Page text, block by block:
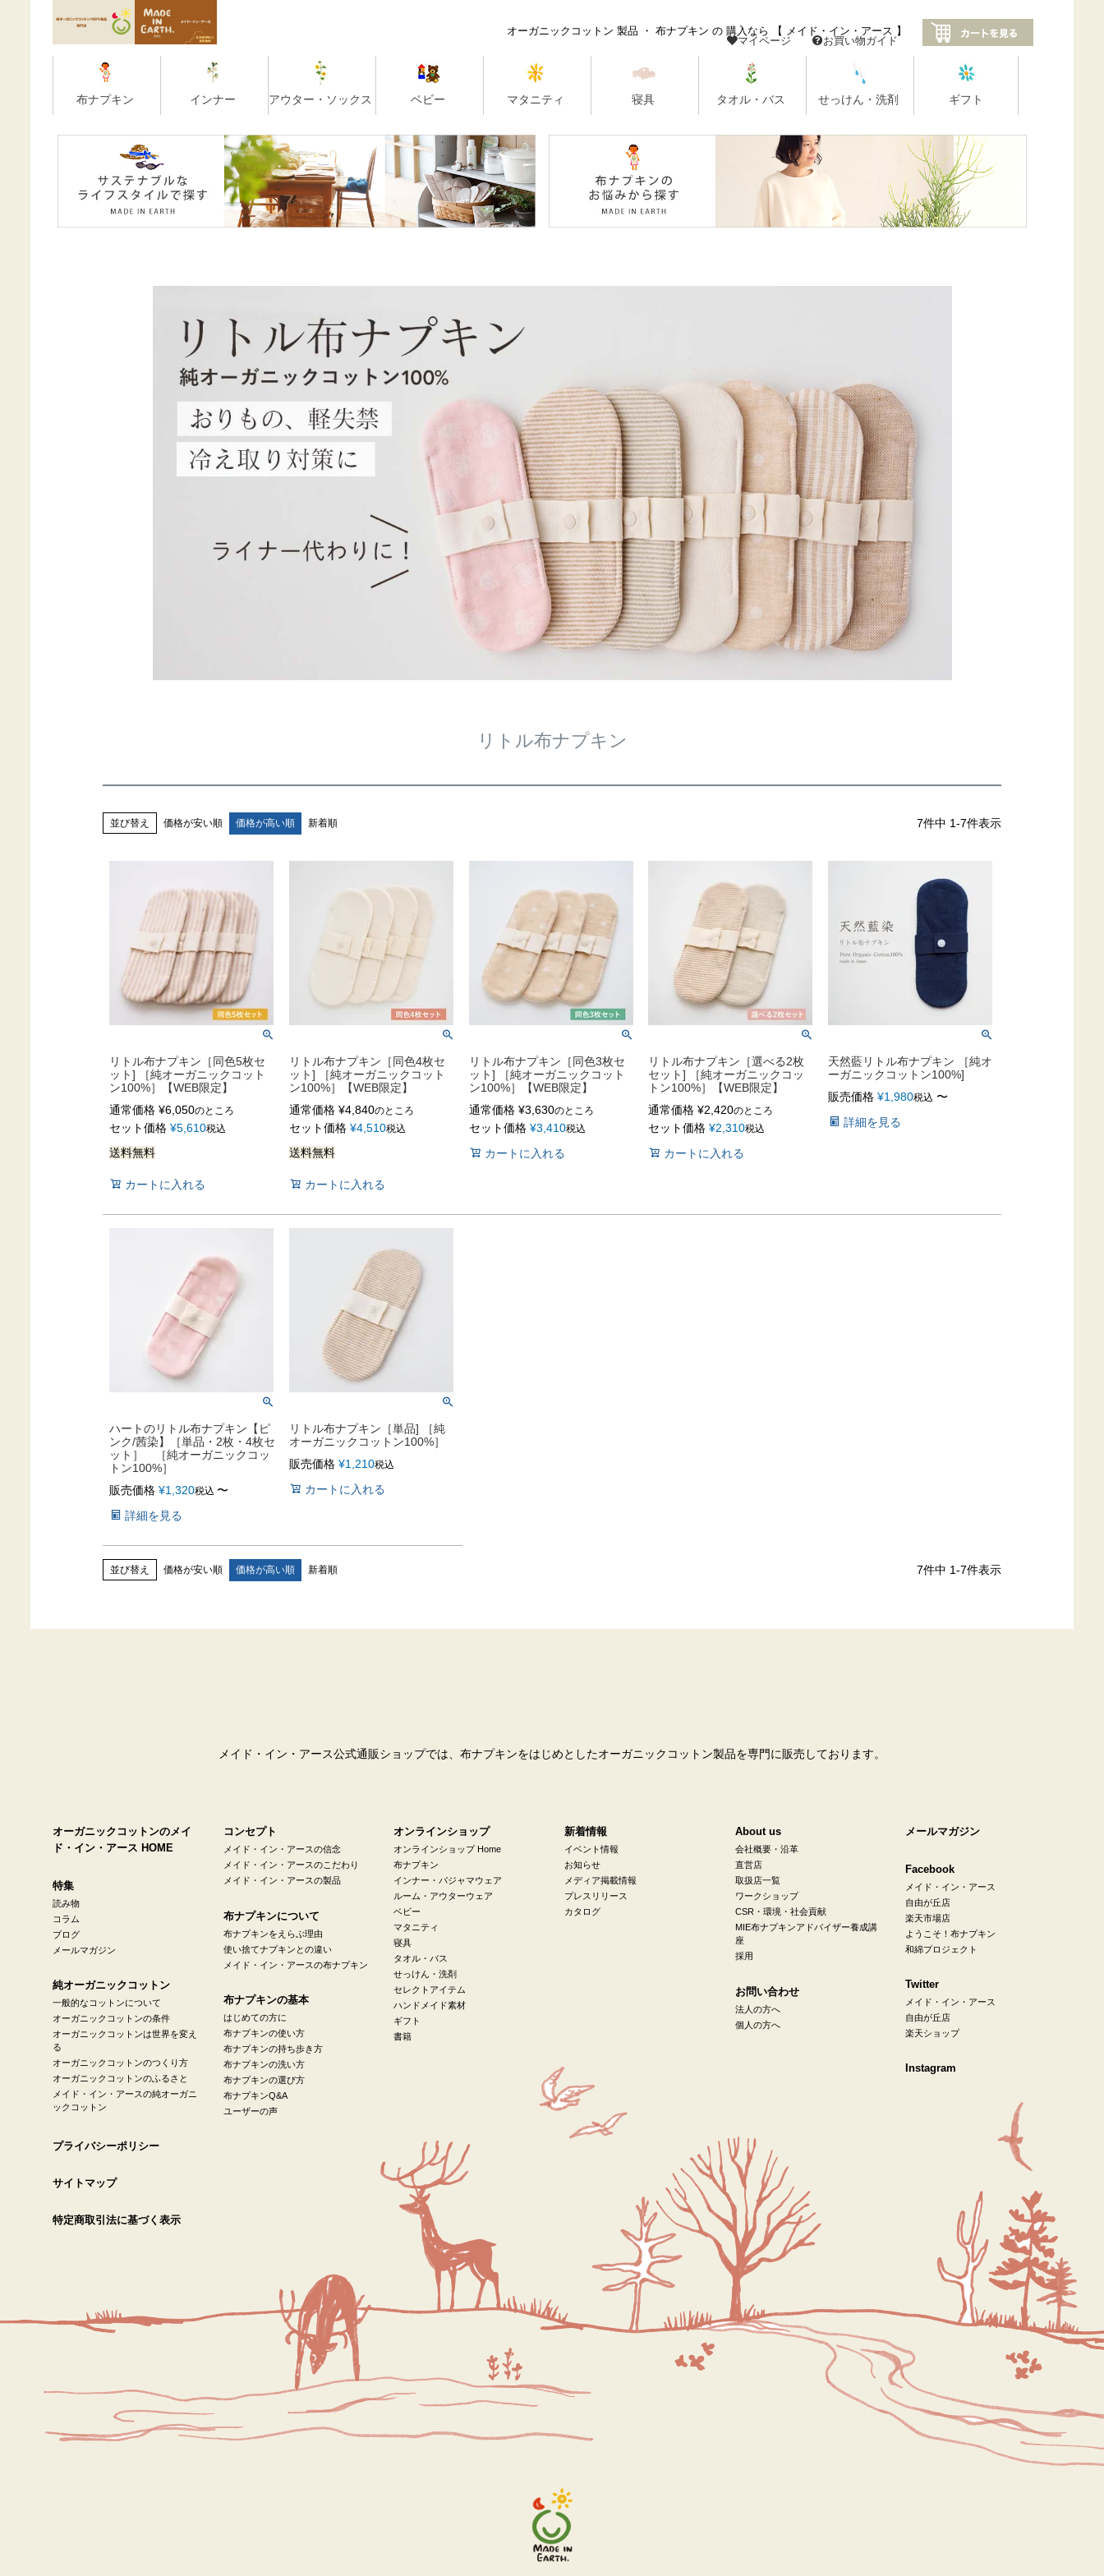
リトル布ナプキン
並び替え 価格が安い順 価格が高い順 新着順 7件中 1-7件表示
リトル布ナプキン［同色5枚セ
ット] ［純オーガニックコット
ン100%］【WEB限定】
通常価格 ¥6,050のところ
セット価格 ¥5,610税込
送料無料
カートに入れる
リトル布ナプキン［同色4枚セ
ット] ［純オーガニックコット
ン100%］【WEB限定】
通常価格 ¥4,840のところ
セット価格 ¥4,510税込
送料無料
カートに入れる
リトル布ナプキン［同色3枚セ
ット] ［純オーガニックコット
ン100%］【WEB限定】
通常価格 ¥3,630のところ
セット価格 ¥3,410税込
カートに入れる
リトル布ナプキン［選べる2枚
セット] ［純オーガニックコッ
トン100%］【WEB限定】
通常価格 ¥2,420のところ
セット価格 ¥2,310税込
カートに入れる
天然藍リトル布ナプキン ［純オ
ーガニックコットン100%]
販売価格 ¥1,980税込 〜
詳細を見る
ハートのリトル布ナプキン【ピ
ンク/茜染】［単品・2枚・4枚セ
ット］ ［純オーガニックコッ
トン100%］
販売価格 ¥1,320税込 〜
詳細を見る
リトル布ナプキン［単品] ［純
オーガニックコットン100%］
販売価格 ¥1,210税込
カートに入れる
並び替え 価格が安い順 価格が高い順 新着順 7件中 1-7件表示
メイド・イン・アース公式通販ショップでは、布ナプキンをはじめとしたオーガニックコットン製品を専門に販売しております。
オーガニックコットンのメイ
ド・イン・アース HOME
特集
読み物
コラム
ブログ
メールマガジン
純オーガニックコットン
一般的なコットンについて
オーガニックコットンの条件
オーガニックコットンは世界を変え
る
オーガニックコットンのつくり方
オーガニックコットンのふるさと
メイド・イン・アースの純オーガニ
ックコットン
コンセプト
メイド・イン・アースの信念
メイド・イン・アースのこだわり
メイド・イン・アースの製品
布ナプキンについて
布ナプキンをえらぶ理由
使い捨てナプキンとの違い
メイド・イン・アースの布ナプキン
布ナプキンの基本
はじめての方に
布ナプキンの使い方
布ナプキンの持ち歩き方
布ナプキンの洗い方
布ナプキンの選び方
布ナプキンQ&A
ユーザーの声
オンラインショップ
オンラインショップ Home
布ナプキン
インナー・パジャマウェア
ルーム・アウターウェア
ベビー
マタニティ
寝具
タオル・バス
せっけん・洗剤
セレクトアイテム
ハンドメイド素材
ギフト
書籍
新着情報
イベント情報
お知らせ
メディア掲載情報
プレスリリース
カタログ
About us
会社概要・沿革
直営店
取扱店一覧
ワークショップ
CSR・環境・社会貢献
MIE布ナプキンアドバイザー養成講
座
採用
お問い合わせ
法人の方へ
個人の方へ
メールマガジン
Facebook
メイド・イン・アース
自由が丘店
楽天市場店
ようこそ！布ナプキン
和綿プロジェクト
Twitter
メイド・イン・アース
自由が丘店
楽天ショップ
Instagram
プライバシーポリシー
サイトマップ
特定商取引法に基づく表示